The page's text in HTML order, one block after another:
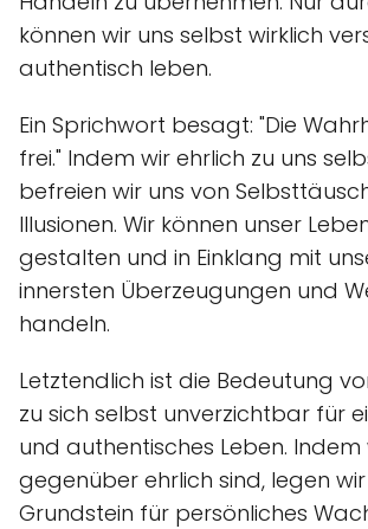
können wir uns selbst wirklich
authentisch leben.
Ein Sprichwort besagt: "Die
frei." Indem wir ehrlich zu uns
befreien wir uns von
Illusionen. Wir können unser
gestalten und in Einklang mit
innersten Überzeugungen und
handeln.
Letztendlich ist die Bedeutung
zu sich selbst unverzichtbar für
und authentisches Leben. Indem
gegenüber ehrlich sind, legen
Grundstein für persönliches